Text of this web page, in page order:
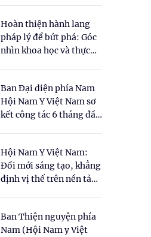
Hoàn thiện hành lang
pháp lý để bứt phá: Góc
nhìn khoa học và thực
cho Luật Y dược cổ
truyền Việt Nam"
Ban Đại diện phía Nam
Hội Nam Y Việt Nam sơ
kết công tác 6 tháng đầu
Hội Nam Y Việt Nam:
Đổi mới sáng tạo, khẳng
định vị thế trên nền tảng
Ban Thiện nguyện phía
Nam (Hội Nam y Việt